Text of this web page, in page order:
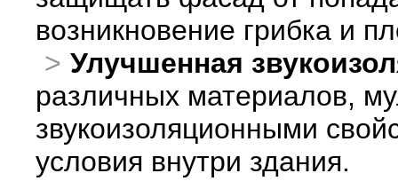
возникновение грибка и
Улучшенная
различных материалов,
звукоизоляционными
условия внутри здания.